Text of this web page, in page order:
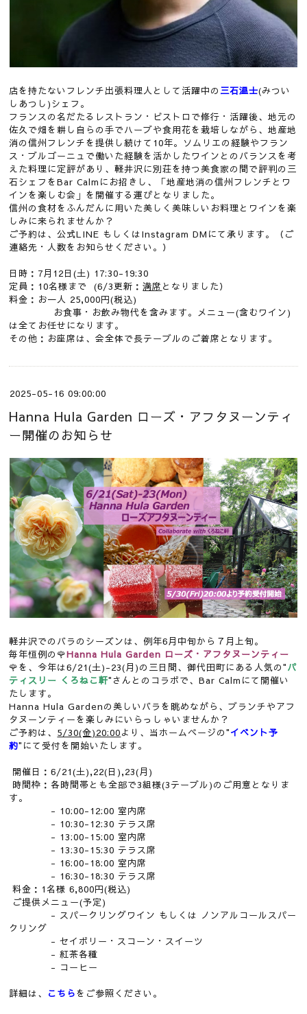
店を持たないフレンチ出張料理人として活躍中の 三石温士(みつい
しあつし)シェフ。
フランスの名だたるレストラン・ビストロで修行・活躍後、地元の
佐久で畑を耕し自らの手でハーブや食用花を栽培しながら、地産地
消の信州フレンチを提供し続けて10年。ソムリエの経験やフラン
ス・ブルゴーニュで働いた経験を活かしたワインとのバランスを考
えた料理に定評があり、軽井沢に別荘を持つ美食家の間で評判の三
石シェフをBar Calmにお招きし、「地産地消の信州フレンチとワ
インを楽しむ会」を開催する運びとなりました。
信州の食材をふんだんに用いた美しく美味しいお料理とワインを楽
しみに来られませんか？
ご予約は、公式LINE もしくはInstagram DMにて承ります。（ご
連絡先・人数をお知らせください。）
日時：7月12日(土) 17:30-19:30
定員：10名様まで (6/3更新：満席 となりました）
料金：お一人 25,000円(税込)
お食事・お飲み物代を含みます。メニュー(含むワイン)
は全てお任せになります。
その他：お座席は、会全体で長テーブルのご着席となります。
2025-05-16 09:00:00
Hanna Hula Garden ローズ・アフタヌーンティ
ー開催のお知らせ
軽井沢でのバラのシーズンは、例年6月中旬から７月上旬。
毎年恒例の🌹Hanna Hula Garden ローズ・アフタヌーンティー
🌹を、今年は6/21(土)-23(月)の三日間、御代田町にある人気の"パ
ティスリー くろねこ軒"さんとのコラボで、Bar Calmにて開催い
たします。
Hanna Hula Gardenの美しいバラを眺めながら、ブランチやアフ
タヌーンティーを楽しみにいらっしゃいませんか？
ご予約は、 5/30(金)20:00より、当ホームページの"イベント予
約"にて受付を開始いたします。
開催日：6/21(土),22(日),23(月)
時間枠：各時間帯とも全部で3組様(3テーブル)のご用意となりま
す。
- 10:00-12:00 室内席
- 10:30-12:30 テラス席
- 13:00-15:00 室内席
- 13:30-15:30 テラス席
- 16:00-18:00 室内席
- 16:30-18:30 テラス席
料金：1名様 6,800円(税込)
ご提供メニュー(予定)
- スパークリングワイン もしくは ノンアルコールスパー
クリング
- セイボリー・スコーン・スイーツ
- 紅茶各種
- コーヒー
詳細は、 こちらをご参照ください。